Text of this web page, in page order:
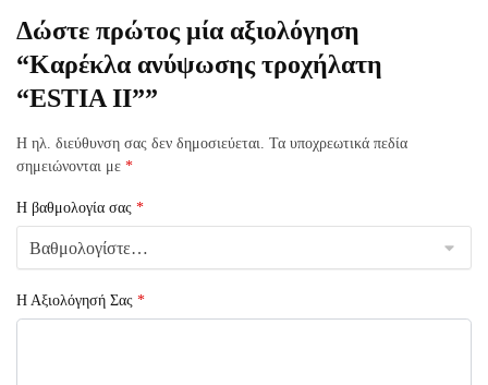
Δώστε πρώτος μία αξιολόγηση
“Καρέκλα ανύψωσης τροχήλατη
“ESTIA II””
Η ηλ. διεύθυνση σας δεν δημοσιεύεται. Τα υποχρεωτικά πεδία
σημειώνονται με *
Η βαθμολογία σας *
Η Αξιολόγησή Σας *